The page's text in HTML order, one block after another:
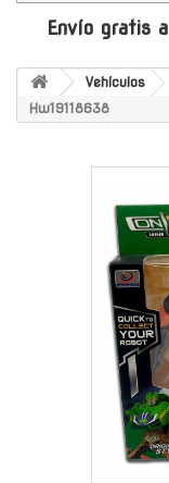
Envío gratis
Vehículos
Hw19118638